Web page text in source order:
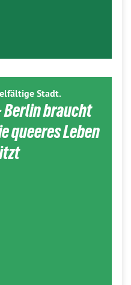
Stadt.
Berlin braucht
queeres Leben